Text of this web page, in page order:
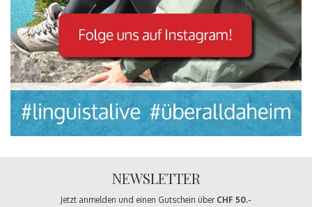
NEWSLETTER
Jetzt anmelden und einen Gutschein über CHF 50.-